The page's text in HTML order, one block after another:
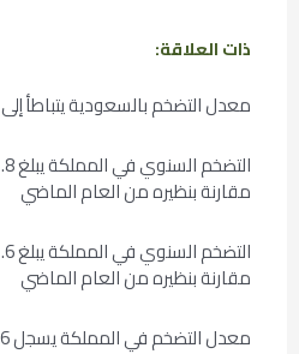
ذات العلاقة:
معدل التضخم بالسعودية يتباطأ إلى 1.5% خلال يونيو 2024
مقارنة بنظيره من العام الماضي
مقارنة بنظيره من العام الماضي
معدل التضخم في المملكة يسجل 1,6% خلال أكتوبر 2023م